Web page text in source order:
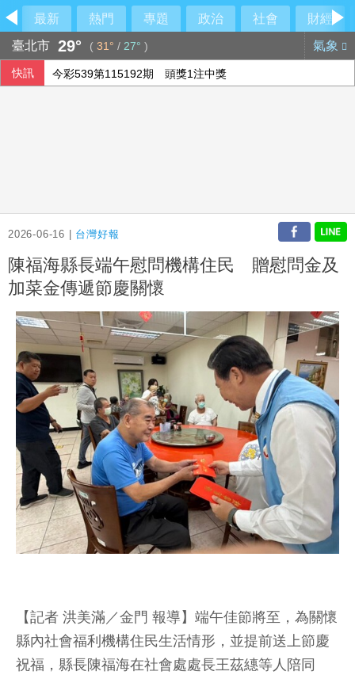
最新 熱門 專題 政治 社會
財經
臺北市 29° ( 31° / 27° ) 氣象
快訊 今彩539第115192期 頭獎1注中獎
2026-06-16 | 台灣好報
陳福海縣長端午慰問機構住民 贈慰問金及
加菜金傳遞節慶關懷
【記者 洪美滿／金門 報導】端午佳節將至，為關懷
縣內社會福利機構住民生活情形，並提前送上節慶
祝福，縣長陳福海在社會處處長王茲繐等人陪同